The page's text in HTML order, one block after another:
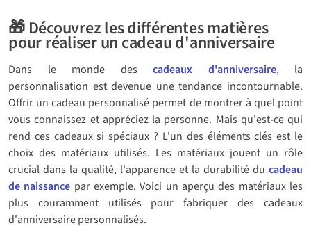
🎁 Découvrez les différentes matières
pour réaliser un cadeau d'anniversaire
Dans le monde des cadeaux d'anniversaire, la
personnalisation est devenue une tendance incontournable.
Offrir un cadeau personnalisé permet de montrer à quel point
vous connaissez et appréciez la personne. Mais qu'est-ce qui
rend ces cadeaux si spéciaux ? L'un des éléments clés est le
choix des matériaux utilisés. Les matériaux jouent un rôle
crucial dans la qualité, l'apparence et la durabilité du cadeau
de naissance par exemple. Voici un aperçu des matériaux les
plus couramment utilisés pour fabriquer des cadeaux
d'anniversaire personnalisés.